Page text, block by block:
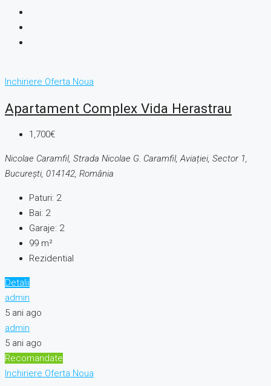
Inchiriere Oferta Noua
Apartament Complex Vida Herastrau
1,700€
Nicolae Caramfil, Strada Nicolae G. Caramfil, Aviației, Sector 1,
București, 014142, România
Paturi: 2
Bai: 2
Garaje: 2
99 m²
Rezidential
Detalii
admin
5 ani ago
admin
5 ani ago
Recomandate
Inchiriere Oferta Noua